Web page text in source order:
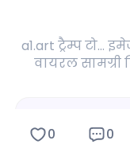
a1.art ट्रैम्प टो...
वायरल
0 0